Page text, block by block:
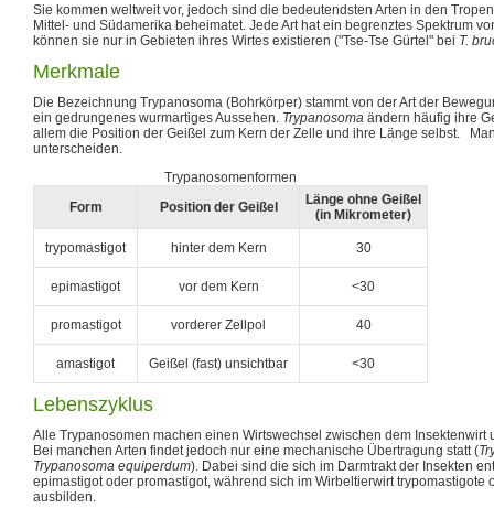
Sie kommen weltweit vor, jedoch sind die bedeutendsten Arten in den
Mittel- und Südamerika beheimatet. Jede Art hat ein begrenztes Spektrum
können sie nur in Gebieten ihres Wirtes existieren ("Tse-Tse Gürtel" bei T.
Merkmale
Die Bezeichnung Trypanosoma (Bohrkörper) stammt von der Art der
ein gedrungenes wurmartiges Aussehen. Trypanosoma ändern häufig ihre
allem die Position der Geißel zum Kern der Zelle und ihre Länge selbst.
unterscheiden.
Trypanosomenformen
Form
Position der Geißel
Länge ohne Geißel
(in Mikrometer)
trypomastigot hinter dem Kern 30
epimastigot vor dem Kern <30
promastigot vorderer Zellpol 40
amastigot Geißel (fast) unsichtbar <30
Lebenszyklus
Alle Trypanosomen machen einen Wirtswechsel zwischen dem Insektenwirt
Bei manchen Arten findet jedoch nur eine mechanische Übertragung statt (
Trypanosoma equiperdum). Dabei sind die sich im Darmtrakt der Insekten
epimastigot oder promastigot, während sich im Wirbeltierwirt trypomastigote
ausbilden.